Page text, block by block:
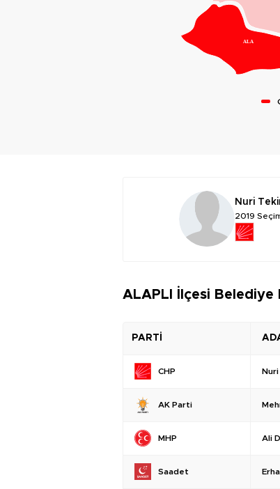
ALA
Nuri
2019
ALAPLI İlçesi Belediye
PARTİ
CHP
AK Parti
MHP Ali
Saadet